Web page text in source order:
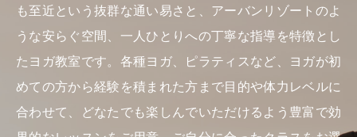
も至近という抜群な通い易さと、アーバンリゾートのよ
うな安らぐ空間、一人ひとりへの丁寧な指導を特徴とし
たヨガ教室です。各種ヨガ、ピラティスなど、ヨガが初
めての方から経験を積まれた方まで目的や体力レベルに
合わせて、どなたでも楽しんでいただけるよう豊富で効